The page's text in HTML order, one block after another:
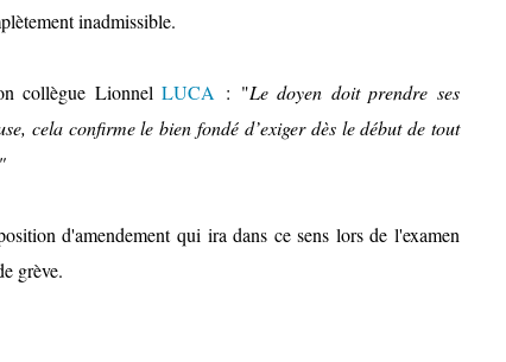
inadmissible.
collègue LionnelLUCA : "Le doyen doit prendre ses
cela confirme le bien fondé d’exiger dès le début de tout
d'amendement qui ira dans ce sens lors de l'examen
grève.